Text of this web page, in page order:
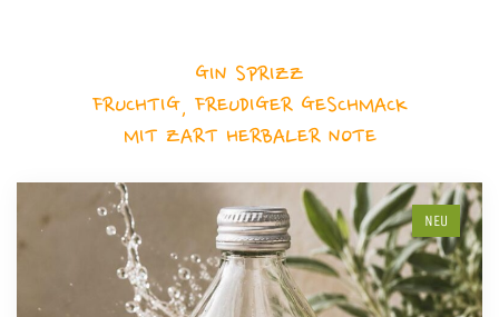
GIN SPRIZZ
FRUCHTIG, FREUDIGER GESCHMACK
MIT ZART HERBALER NOTE
NEU